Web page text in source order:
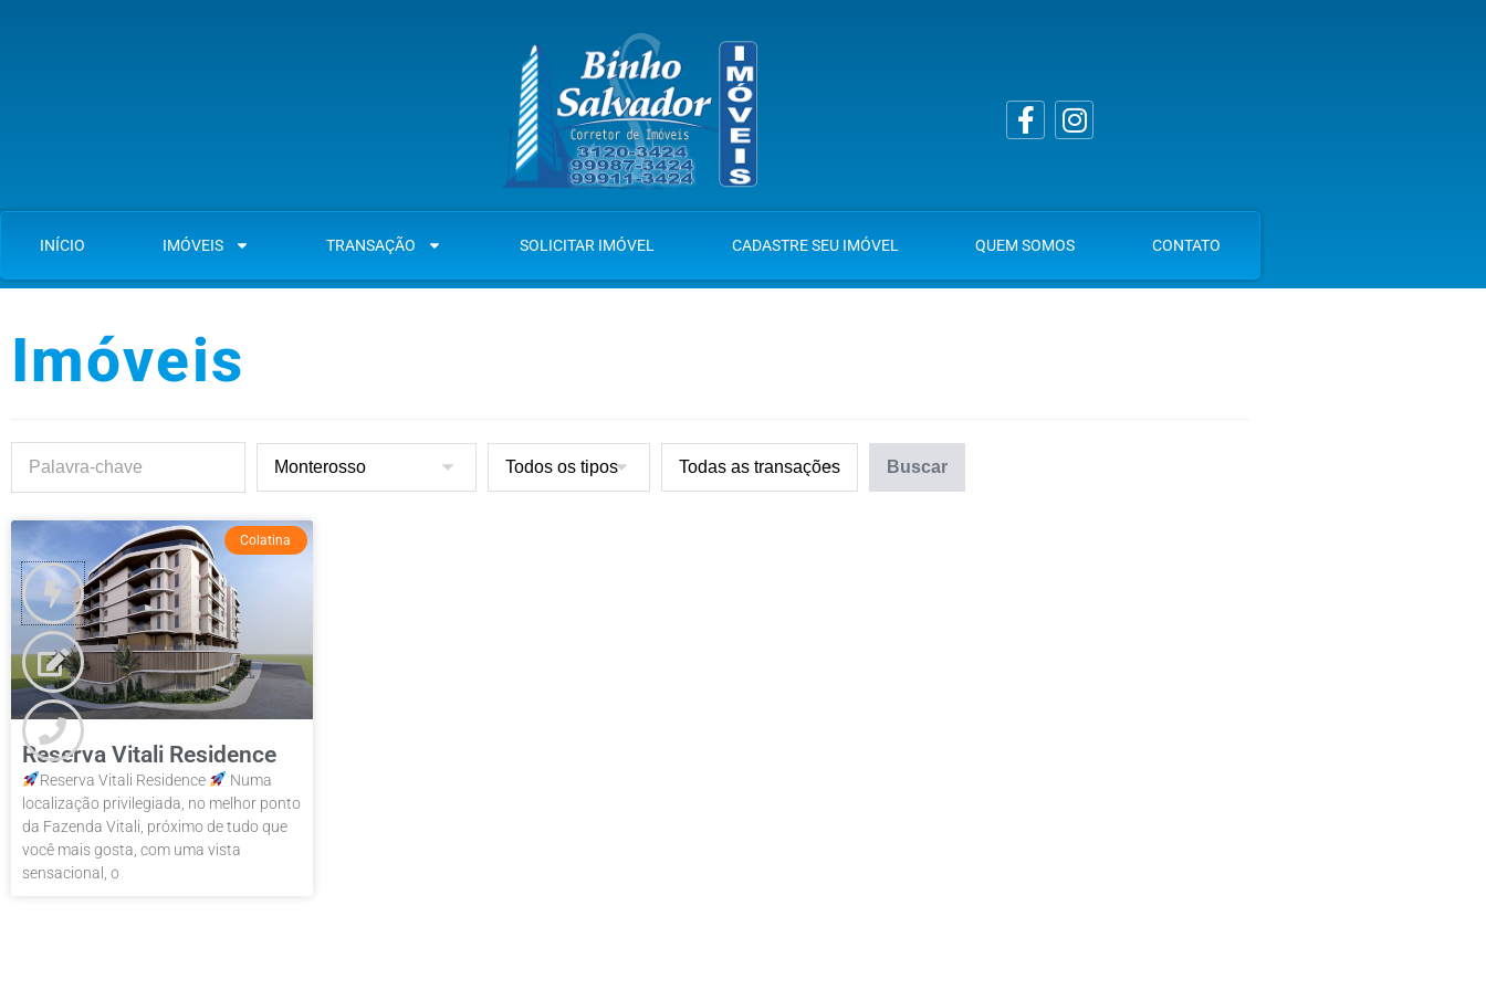
INÍCIO IMÓVEIS TRANSAÇÃO SOLICITAR IMÓVEL CADASTRE SEU IMÓVEL QUEM SOMOS CONTATO
Imóveis
Colatina
Reserva Vitali Residence
Reserva Vitali Residence
Numa
localização privilegiada, no melhor ponto
da Fazenda Vitali, próximo de tudo que
você mais gosta, com uma vista
sensacional, o